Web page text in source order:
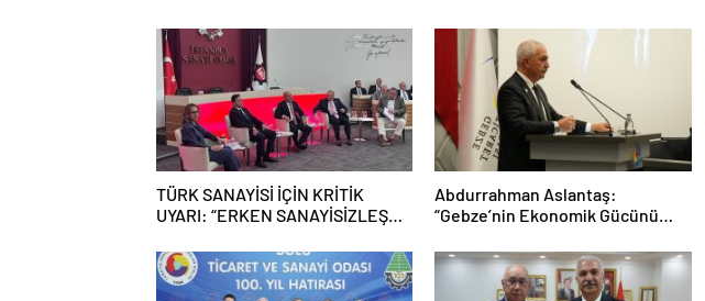
TÜRK SANAYİSİ İÇİN KRİTİK
UYARI: “ERKEN SANAYİSİZLEŞME
KARŞIYAYIZ”
Abdurrahman Aslantaş:
“Gebze’nin Ekonomik Gücünü